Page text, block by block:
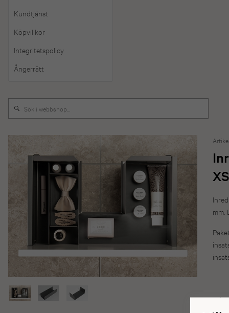
Kundtjänst
Köpvillkor
Integritetspolicy
Ångerrätt
mm.
I